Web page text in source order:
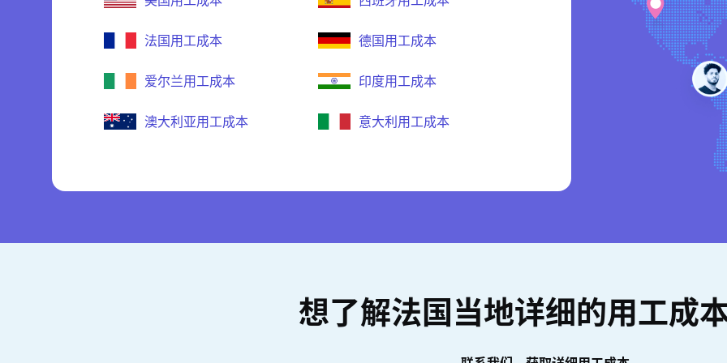
法国用工成本 德国用工成本
爱尔兰用工成本 印度用工成本
澳大利亚用工成本 意大利用工成本
想了解法国当地详细的用工成